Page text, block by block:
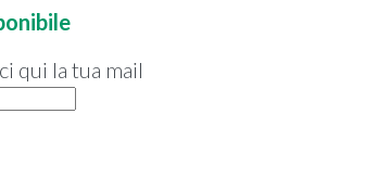
absorbent,
qui la tua mail